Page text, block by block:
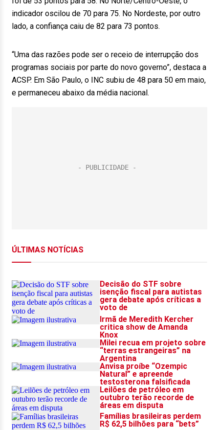
indicador oscilou de 70 para 75. No Nordeste, por outro
lado, a confiança caiu de 82 para 73 pontos.
“Uma das razões pode ser o receio de interrupção dos
programas sociais por parte do novo governo”, destaca a
ACSP. Em São Paulo, o INC subiu de 48 para 50 em maio,
e permaneceu abaixo da média nacional.